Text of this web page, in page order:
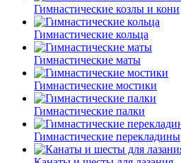
Гимнастические козлы и кони
Гимнастические кольца
Гимнастические маты
Гимнастические мостики
Гимнастические палки
Гимнастические перекладины